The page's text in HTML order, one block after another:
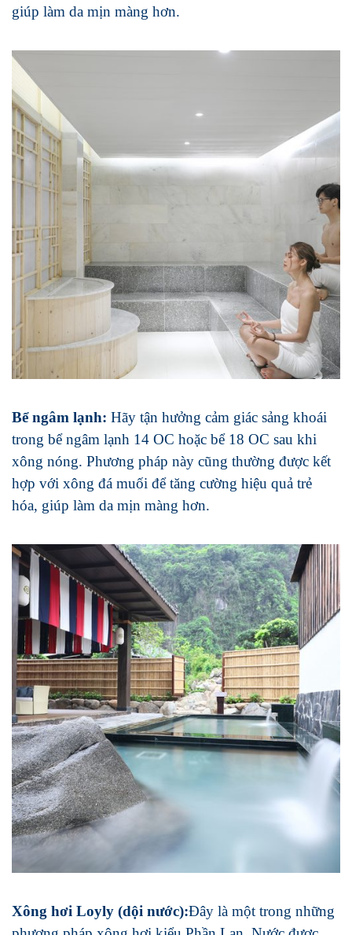
giúp làm da mịn màng hơn.
Bể ngâm lạnh: Hãy tận hưởng cảm giác sảng khoái
trong bể ngâm lạnh 14 OC hoặc bể 18 OC sau khi
xông nóng. Phương pháp này cũng thường được kết
hợp với xông đá muối để tăng cường hiệu quả trẻ
hóa, giúp làm da mịn màng hơn.
Xông hơi Loyly (dội nước):Đây là một trong những